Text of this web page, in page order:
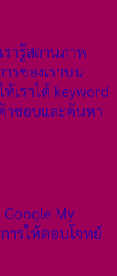
ารู้สถานภาพ
รของเราบน
เราได้ keyword
าชอบและค้นหา
My
ารให้ตอบโจทย์